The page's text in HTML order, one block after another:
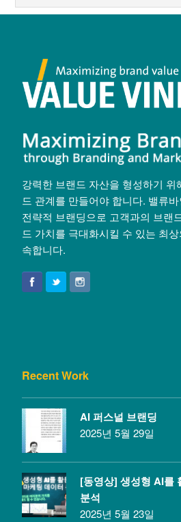
강력한 브랜드 자산을 형성하기 위
드 관계를 만들어야 합니다. 밸류
전략적 브랜딩으로 고객과의 브랜
드 가치를 극대화시킬 수 있는 최
속합니다.
Recent Work
AI 퍼스널 브랜딩
2025년 5월 29일
[동영상] 생성형 AI를
분석
2025년 5월 23일